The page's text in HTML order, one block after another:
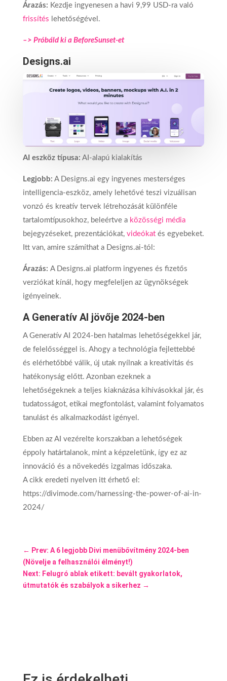
Árazás: Kezdje ingyenesen a havi 9,99 USD-ra való
frissítés lehetőségével.
–> Próbáld ki a BeforeSunset-et
Designs.ai
AI eszköz típusa: AI-alapú kialakítás
Legjobb: A Designs.ai egy ingyenes mesterséges
intelligencia-eszköz, amely lehetővé teszi vizuálisan
vonzó és kreatív tervek létrehozását különféle
tartalomtípusokhoz, beleértve a közösségi média
bejegyzéseket, prezentációkat, videókatés egyebeket.
Itt van, amire számíthat a Designs.ai-tól:
Árazás: A Designs.ai platform ingyenes és fizetős
verziókat kínál, hogy megfeleljen az ügynökségek
igényeinek.
A Generatív AI jövője 2024-ben
A Generatív AI 2024-ben hatalmas lehetőségekkel jár,
de felelősséggel is. Ahogy a technológia fejlettebbé
és elérhetőbbé válik, új utak nyílnak a kreativitás és
hatékonyság előtt. Azonban ezeknek a
lehetőségeknek a teljes kiaknázása kihívásokkal jár, és
tudatosságot, etikai megfontolást, valamint folyamatos
tanulást és alkalmazkodást igényel.
Ebben az AI vezérelte korszakban a lehetőségek
éppoly határtalanok, mint a képzeletünk, így ez az
innováció és a növekedés izgalmas időszaka.
A cikk eredeti nyelven itt érhető el:
https://divimode.com/harnessing-the-power-of-ai-in-
2024/
← Prev: A 6 legjobb Divi menübővítmény 2024-ben
(Növelje a felhasználói élményt!)
Next: Felugró ablak etikett: bevált gyakorlatok,
útmutatók és szabályok a sikerhez →